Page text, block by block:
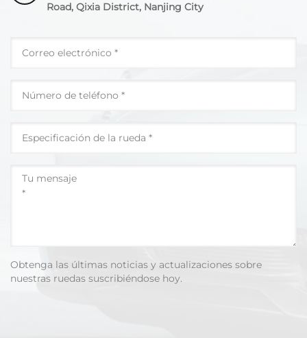
Road, Qixia District, Nanjing City
Obtenga las últimas noticias y actualizaciones sobre
nuestras ruedas suscribiéndose hoy.